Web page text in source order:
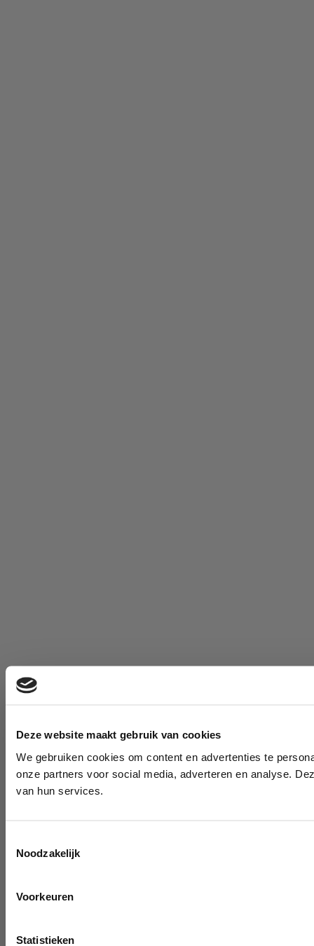
Deze website maakt gebruik van cookies
We gebruiken cookies om content en advertenties te
onze partners voor social media, adverteren en analyse.
van hun services.
Noodzakelijk
Voorkeuren
Statistieken